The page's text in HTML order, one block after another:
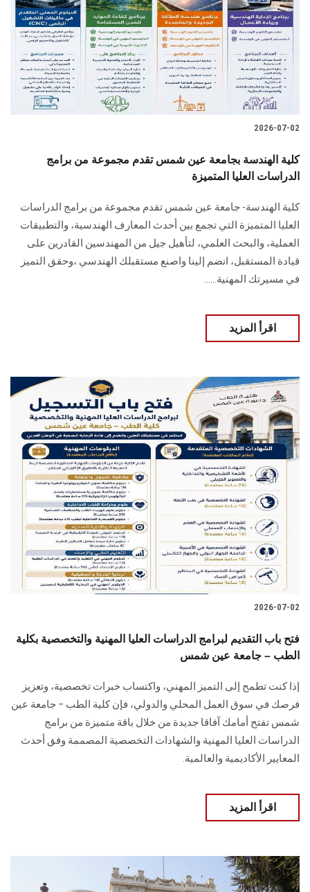
2026-07-02
كلية الهندسة بجامعة عين شمس تقدم مجموعة من برامج
الدراسات العليا المتميزة
كلية الهندسة- جامعة عين شمس تقدم مجموعة من برامج الدراسات
العليا المتميزة التي تجمع بين أحدث المعارف الهندسية، والتطبيقات
العملية، والبحث العلمي، لتأهيل جيل من المهندسين القادرين على
قيادة المستقبل، انضم إلينا واصنع مستقبلك الهندسي ،وحقق التميز
في مسيرتك المهنية......
اقرأ المزيد
2026-07-02
فتح باب التقديم لبرامج الدراسات العليا المهنية والتخصصية بكلية
الطب – جامعة عين شمس
إذا كنت تطمح إلى التميز المهني، واكتساب خبرات تخصصية، وتعزيز
فرصك في سوق العمل المحلي والدولي، فإن كلية الطب – جامعة عين
شمس تفتح أمامك آفاقا جديدة من خلال باقة متميزة من برامج
الدراسات العليا المهنية والشهادات التخصصية المصممة وفق أحدث
المعايير الأكاديمية والعالمية.
اقرأ المزيد